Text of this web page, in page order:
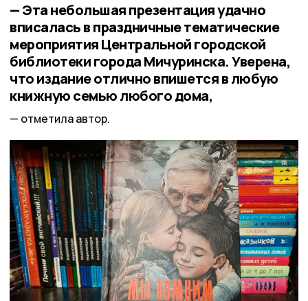
— Эта небольшая презентация удачно
вписалась в праздничные тематические
мероприятия Центральной городской
библиотеки города Мичуринска. Уверена,
что издание отлично впишется в любую
книжную семью любого дома,
отметила автор.